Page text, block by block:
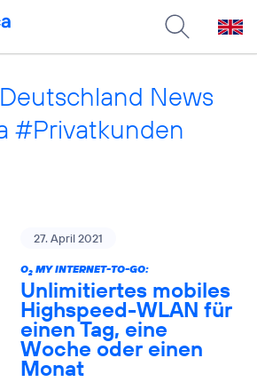
News
#Privatkunden
27. April 2021
O2MY INTERNET-TO-GO:
Unlimitiertes mobiles
Highspeed-WLAN für
einen Tag, eine
Woche oder einen
Monat